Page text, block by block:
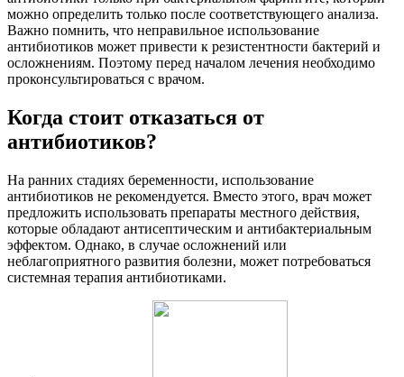
можно определить только после соответствующего анализа.
Важно помнить, что неправильное использование
антибиотиков может привести к резистентности бактерий и
осложнениям. Поэтому перед началом лечения необходимо
проконсультироваться с врачом.
Когда стоит отказаться от
антибиотиков?
На ранних стадиях беременности, использование
антибиотиков не рекомендуется. Вместо этого, врач может
предложить использовать препараты местного действия,
которые обладают антисептическим и антибактериальным
эффектом. Однако, в случае осложнений или
неблагоприятного развития болезни, может потребоваться
системная терапия антибиотиками.